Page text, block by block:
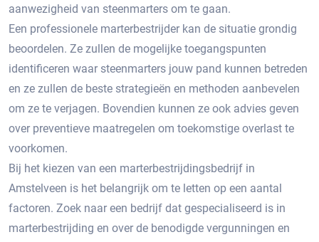
aanwezigheid van steenmarters om te gaan.​
Een professionele marterbestrijder kan de situatie grondig
beoordelen.​ Ze zullen de mogelijke toegangspunten
identificeren waar steenmarters jouw pand kunnen betreden
en ze zullen de beste strategieën en methoden aanbevelen
om ze te verjagen.​ Bovendien kunnen ze ook advies geven
over preventieve maatregelen om toekomstige overlast te
voorkomen.​
Bij het kiezen van een marterbestrijdingsbedrijf in
Amstelveen is het belangrijk om te letten op een aantal
factoren.​ Zoek naar een bedrijf dat gespecialiseerd is in
marterbestrijding en over de benodigde vergunningen en